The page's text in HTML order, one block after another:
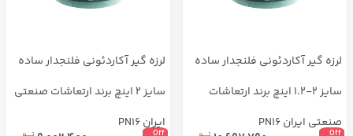
لرزه گیر آکاردئونی فلنجدار ساده
سایز 2-1.2 اینچ برند ارتعاشات
صنعتی ایران PN16
لرزه گیر آکاردئونی فلنجدار ساده
سایز 2 اینچ برند ارتعاشات صنعتی
ایران PN16